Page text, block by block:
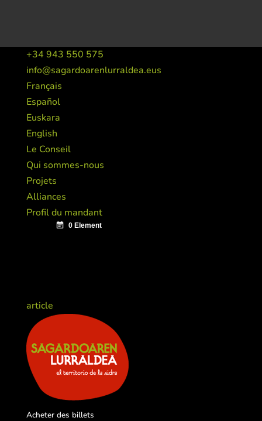
+34 943 550 575
info@sagardoarenlurraldea.eus
Français
Español
Euskara
English
Le Conseil
Qui sommes-nous
Projets
Alliances
Profil du mandant
article
Acheter des billets